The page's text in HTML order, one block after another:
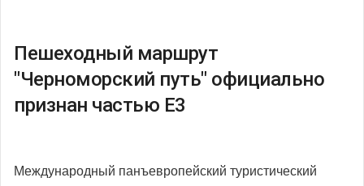
Пешеходный маршрут
"Черноморский путь" официально
признан частью Е3
Международный панъевропейский туристический